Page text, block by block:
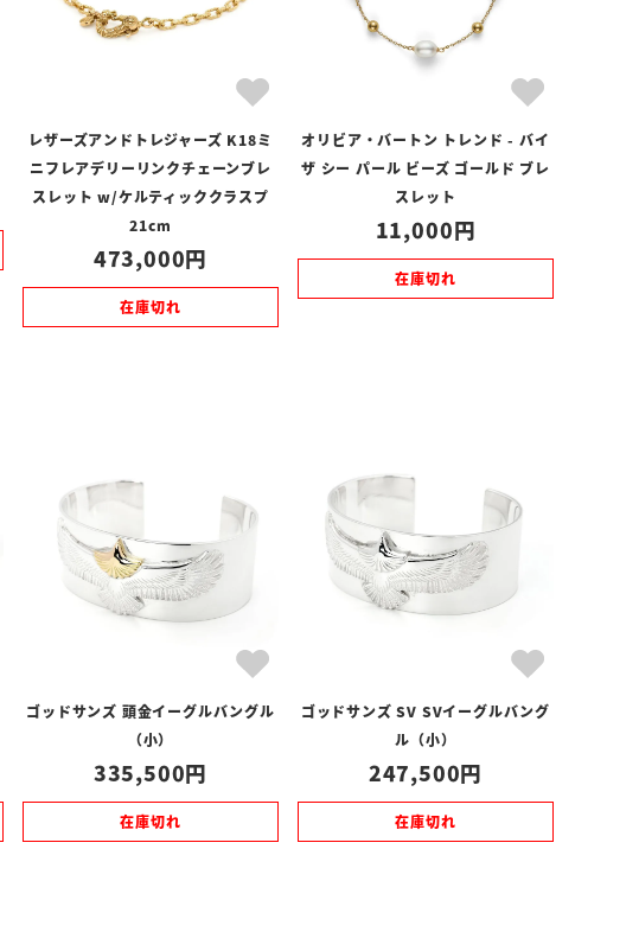
レザーズアンドトレジャーズ K18ミ
ニフレアデリーリンクチェーンブレ
スレット w/ケルティッククラスプ
21cm
473,000
在庫切れ
オリビア・バートン トレンド - バイ
ザ シー パール ビーズ ゴールド ブレ
スレット
11,000
在庫切れ
ゴッドサンズ 頭金イーグルバングル
（小）
335,500
在庫切れ
ゴッドサンズ SV SVイーグルバング
ル（小）
247,500
在庫切れ